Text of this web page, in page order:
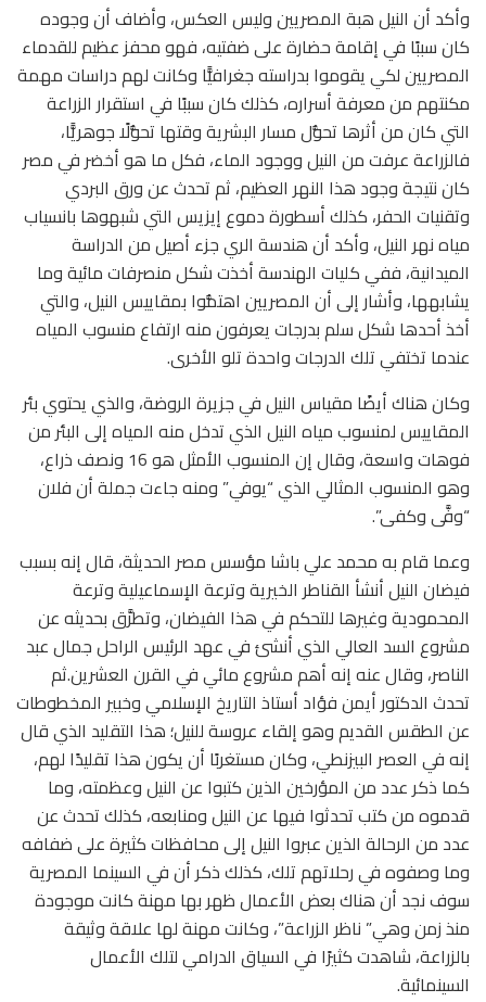
وأكد أن النيل هبة المصريين وليس العكس، وأضاف أن وجوده
كان سببًا في إقامة حضارة على ضفتيه، فهو محفز عظيم للقدماء
المصريين لكي يقوموا بدراسته جغرافيًّا وكانت لهم دراسات مهمة
مكنتهم من معرفة أسراره، كذلك كان سببًا في استقرار الزراعة
التي كان من أثرها تحوُّل مسار البشرية وقتها تحوُّلًا جوهريًّا،
فالزراعة عرفت من النيل ووجود الماء، فكل ما هو أخضر في مصر
كان نتيجة وجود هذا النهر العظيم، ثم تحدث عن ورق البردي
وتقنيات الحفر، كذلك أسطورة دموع إيزيس التي شبهوها بانسياب
مياه نهر النيل، وأكد أن هندسة الري جزء أصيل من الدراسة
الميدانية، ففي كليات الهندسة أخذت شكل منصرفات مائية وما
يشابهها، وأشار إلى أن المصريين اهتمُّوا بمقاييس النيل، والتي
أخذ أحدها شكل سلم بدرجات يعرفون منه ارتفاع منسوب المياه
عندما تختفي تلك الدرجات واحدة تلو الأخرى.
وكان هناك أيضًا مقياس النيل في جزيرة الروضة، والذي يحتوي بئر
المقاييس لمنسوب مياه النيل الذي تدخل منه المياه إلى البئر من
فوهات واسعة، وقال إن المنسوب الأمثل هو 16 ونصف ذراع،
وهو المنسوب المثالي الذي “يوفي” ومنه جاءت جملة أن فلان
“وفَّى وكفى”.
وعما قام به محمد علي باشا مؤسس مصر الحديثة، قال إنه بسبب
فيضان النيل أنشأ القناطر الخيرية وترعة الإسماعيلية وترعة
المحمودية وغيرها للتحكم في هذا الفيضان، وتطرَّق بحديثه عن
مشروع السد العالي الذي أنشئ في عهد الرئيس الراحل جمال عبد
الناصر، وقال عنه إنه أهم مشروع مائي في القرن العشرين.ثم
تحدث الدكتور أيمن فؤاد أستاذ التاريخ الإسلامي وخبير المخطوطات
عن الطقس القديم وهو إلقاء عروسة للنيل؛ هذا التقليد الذي قال
إنه في العصر البيزنطي، وكان مستغربًا أن يكون هذا تقليدًا لهم،
كما ذكر عدد من المؤرخين الذين كتبوا عن النيل وعظمته، وما
قدموه من كتب تحدثوا فيها عن النيل ومنابعه، كذلك تحدث عن
عدد من الرحالة الذين عبروا النيل إلى محافظات كثيرة على ضفافه
وما وصفوه في رحلاتهم تلك، كذلك ذكر أن في السينما المصرية
سوف نجد أن هناك بعض الأعمال ظهر بها مهنة كانت موجودة
منذ زمن وهي” ناظر الزراعة”، وكانت مهنة لها علاقة وثيقة
بالزراعة، شاهدت كثيرًا في السياق الدرامي لتلك الأعمال
السينمائية.